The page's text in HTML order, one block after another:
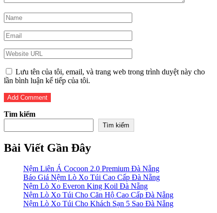
Lưu tên của tôi, email, và trang web trong trình duyệt này cho
lần bình luận kế tiếp của tôi.
Tìm kiếm
Tìm kiếm
Bài Viết Gần Đây
Nệm Liên Á Cocoon 2.0 Premium Đà Nẵng
Báo Giá Nệm Lò Xo Túi Cao Cấp Đà Nẵng
Nệm Lò Xo Everon King Koil Đà Nẵng
Nệm Lò Xo Túi Cho Căn Hộ Cao Cấp Đà Nẵng
Nệm Lò Xo Túi Cho Khách Sạn 5 Sao Đà Nẵng